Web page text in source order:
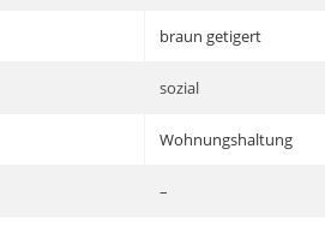
braun getigert
sozial
Wohnungshaltung
–